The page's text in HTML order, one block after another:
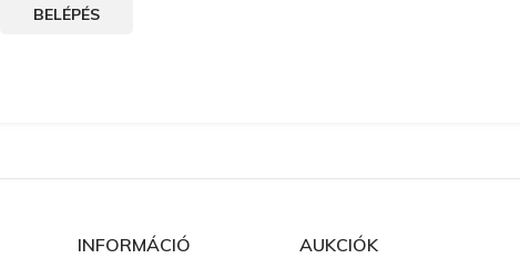
BELÉPÉS
INFORMÁCIÓ AUKCIÓK